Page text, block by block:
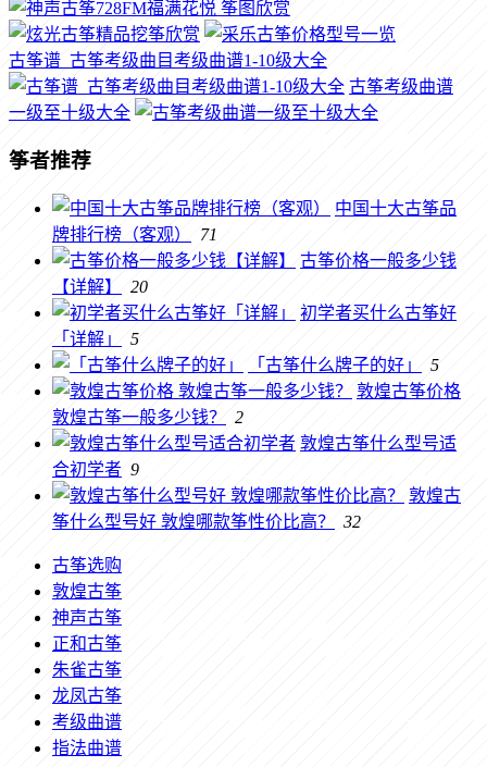
古筝谱_古筝考级曲目考级曲谱1-10级大全
古筝考级曲谱
一级至十级大全
筝者推荐
中国十大古筝品
牌排行榜（客观）
71
古筝价格一般多少钱
【详解】
20
初学者买什么古筝好
「详解」
5
「古筝什么牌子的好」
5
敦煌古筝价格
敦煌古筝一般多少钱？
2
敦煌古筝什么型号适
合初学者 9
敦煌古
筝什么型号好 敦煌哪款筝性价比高？
32
古筝选购
敦煌古筝
神声古筝
正和古筝
朱雀古筝
龙凤古筝
考级曲谱
指法曲谱